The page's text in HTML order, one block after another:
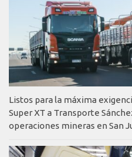
Listos para la máxima
Super XT a Transporte
operaciones mineras en San